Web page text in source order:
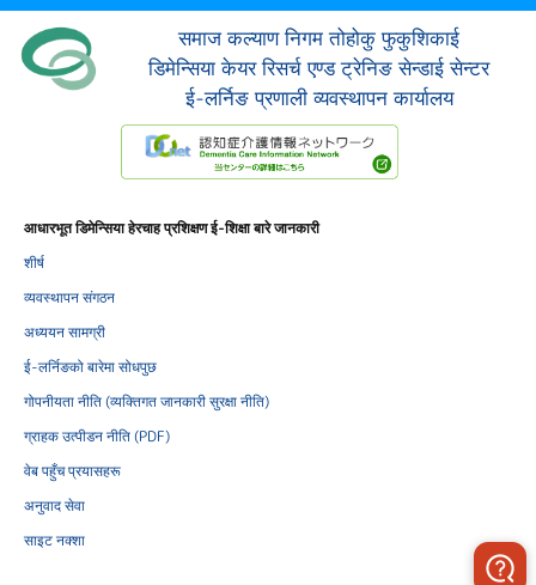
समाज कल्याण निगम तोहोकु फुकुशिकाई
डिमेन्सिया केयर रिसर्च एण्ड ट्रेनिङ सेन्डाई सेन्टर
ई-लर्निङ प्रणाली व्यवस्थापन कार्यालय
आधारभूत डिमेन्सिया हेरचाह प्रशिक्षण ई-शिक्षा बारे जानकारी
शीर्ष
व्यवस्थापन संगठन
अध्ययन सामग्री
ई-लर्निङको बारेमा सोधपुछ
गोपनीयता नीति (व्यक्तिगत जानकारी सुरक्षा नीति)
ग्राहक उत्पीडन नीति (PDF)
वेब पहुँच प्रयासहरू
अनुवाद सेवा
साइट नक्शा